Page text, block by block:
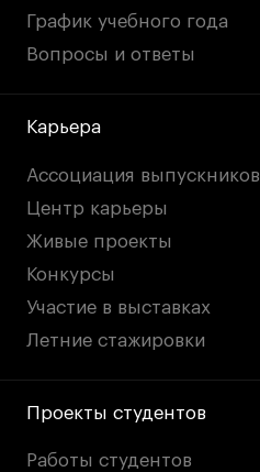
График учебного года
Вопросы и ответы
Карьера
Ассоциация выпускников
Центр карьеры
Живые проекты
Конкурсы
Участие в выставках
Летние стажировки
Проекты студентов
Работы студентов